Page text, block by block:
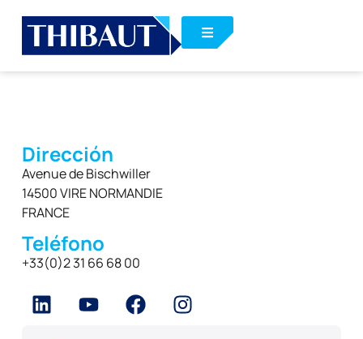
Dirección
Avenue de Bischwiller
14500 VIRE NORMANDIE
FRANCE
Teléfono
+33(0)2 31 66 68 00